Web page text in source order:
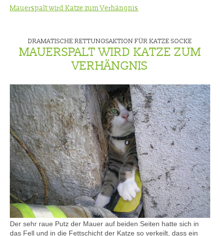
Mauerspalt wird Katze zum Verhängnis
DRAMATISCHE RETTUNGSAKTION FÜR KATZE SOCKE
MAUERSPALT WIRD KATZE ZUM
VERHÄNGNIS
Der sehr raue Putz der Mauer auf beiden Seiten hatte sich in
das Fell und in die Fettschicht der Katze so verkeilt, dass ein